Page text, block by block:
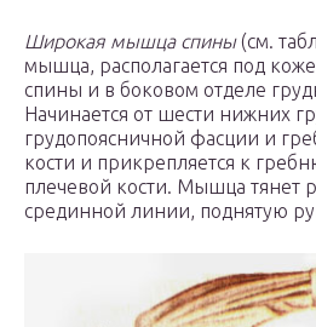
Широкая мышца спины(см.
мышца, располагается под
спины и в боковом отделе
Начинается от шести нижних
грудопоясничной фасции и
кости и прикрепляется к
плечевой кости. Мышца тянет
срединной линии, поднятую